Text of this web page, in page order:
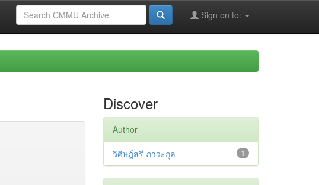
Sign on to:
Discover
Author
1
วิศิษฎ์สรี ภาวะกุล